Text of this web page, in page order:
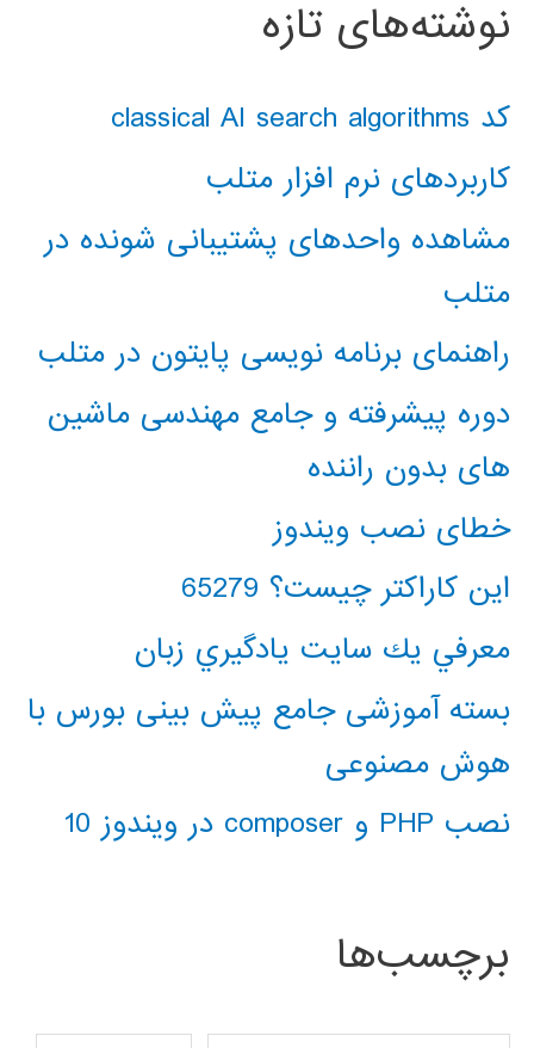
نوشته‌های تازه
کد classical AI search algorithms
کاربردهای نرم افزار متلب
مشاهده واحدهای پشتیبانی شونده در
متلب
راهنمای برنامه نویسی پایتون در متلب
دوره پیشرفته و جامع مهندسی ماشین
های بدون راننده
خطای نصب ویندوز
این کاراکتر چیست؟ 65279
معرفي يك سايت يادگيري زبان
بسته آموزشی جامع پیش بینی بورس با
هوش مصنوعی
نصب PHP و composer در ویندوز 10
برچسب‌ها